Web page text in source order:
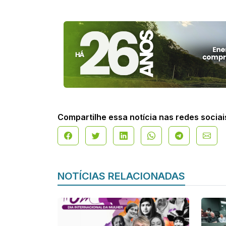
Compartilhe essa notícia nas redes
NOTÍCIAS RELACIONADAS